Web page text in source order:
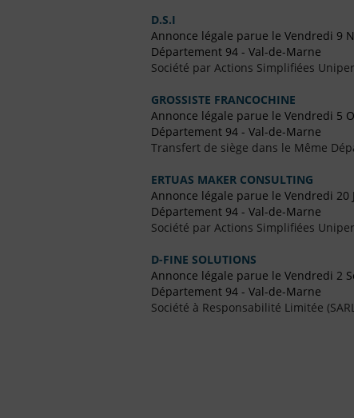
D.S.I
Annonce légale parue le Vendredi 9
Département 94 - Val-de-Marne
Société par Actions Simplifiées
GROSSISTE FRANCOCHINE
Annonce légale parue le Vendredi 5
Département 94 - Val-de-Marne
Transfert de siège dans le Même
ERTUAS MAKER CONSULTING
Annonce légale parue le Vendredi 20
Département 94 - Val-de-Marne
Société par Actions Simplifiées
D-FINE SOLUTIONS
Annonce légale parue le Vendredi 2
Département 94 - Val-de-Marne
Société à Responsabilité Limitée